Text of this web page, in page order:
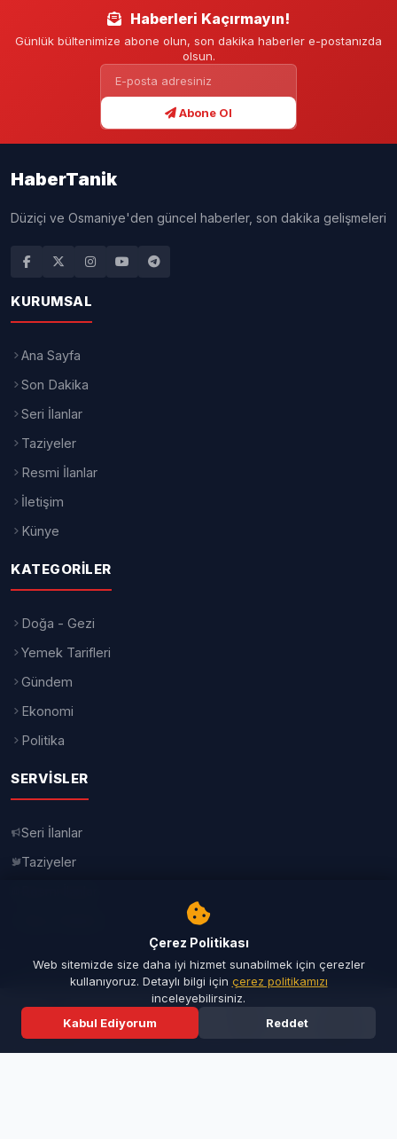
Editör: Yılmaz Efe
Bursa Büyükşehir Belediye Başkan
Uludağ Üniversitesi (BUÜ) Mimarlık
Fakültesi Mimarlık Bölümü’nün 2025-
2026 Eğitim Öğretim Yılı Mezuniyet
Töreni’ne katılarak genç mimarların
mezuniyet heyecanına ortak oldu. Prof.
Dr. Mete Cengiz Kültür Merkezi’nde
düzenlenen törende öğrenciler
diplomalarını alırken, aileler ve
akademisyenler de bu özel günde
mezunların sevincini paylaştı.
Kendisinin de aynı fakülteden mezun
olduğunu hatırlatan Şahin Biba,
öğrencilerle duygusal bir bağ kurarak
meslek hayatına dair önemli
tavsiyelerde bulundu. Genç mimarların
yalnızca bina tasarlayan kişiler
Ana Sayfa Son Dakika
Çerez Politikası
Web sitemizde size daha iyi hizmet sunabilmek için çerezler
kullanıyoruz. Detaylı bilgi için çerez politikamızı
inceleyebilirsiniz.
Kabul Ediyorum
Reddet